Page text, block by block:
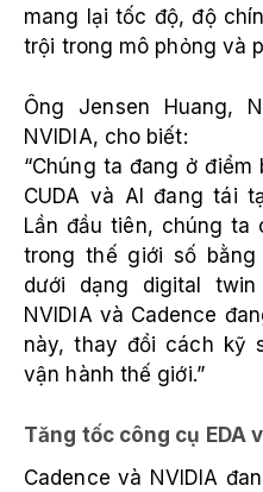
mang lại tốc độ, độ
trội trong mô phỏng và
Ông Jensen Huang,
NVIDIA, cho biết:
“Chúng ta đang ở
CUDA và AI đang tái
Lần đầu tiên, chúng ta
trong thế giới số
dưới dạng digital
NVIDIA và Cadence
này, thay đổi cách kỹ
vận hành thế giới.”
Tăng tốc công cụ EDA
Cadence và NVIDIA